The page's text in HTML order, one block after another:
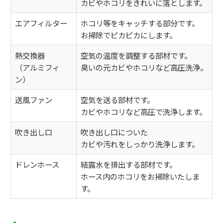
カビやホコリをきれいに落とします。
エアフィルター
ホコリ等をキャッチする部分です。
お掃除でピカピカにします。
熱交換器
（アルミフィ
ン）
空気の温度を調整する部材です。
臭いの元カビやホコリなど高圧洗浄。
送風ファン
空気を送る部材です。
カビやホコリなど高圧で洗浄します。
吹き出し口
吹き出し口についた
カビや汚れをしっかり洗浄します。
ドレンホース
結露水を排出する部材です。
ホース内のホコリをお掃除いたしま
す。